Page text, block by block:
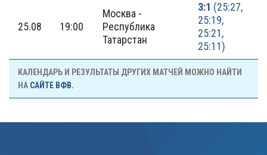
25.08 19:00
Москва -
Республика
Татарстан
3:1 (25:27,
25:19,
25:21,
25:11)
КАЛЕНДАРЬ И РЕЗУЛЬТАТЫ ДРУГИХ МАТЧЕЙ МОЖНО НАЙТИ
НА САЙТЕ ВФВ.